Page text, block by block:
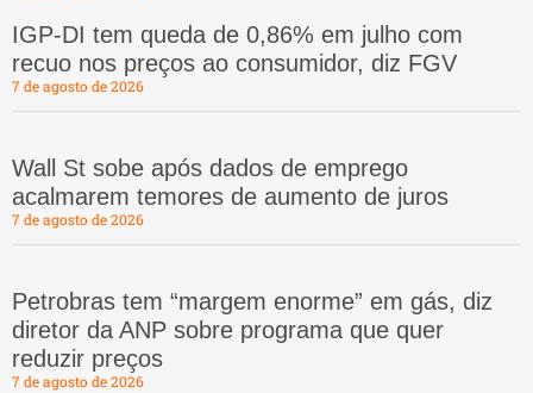
IGP-DI tem queda de 0,86% em julho com
recuo nos preços ao consumidor, diz FGV
7 de agosto de 2026
Wall St sobe após dados de emprego
acalmarem temores de aumento de juros
7 de agosto de 2026
Petrobras tem “margem enorme” em gás, diz
diretor da ANP sobre programa que quer
reduzir preços
7 de agosto de 2026